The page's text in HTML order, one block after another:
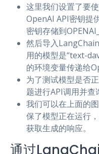
这里我们设置了要
OpenAI API密钥提
密钥存储到
然后导入
用的模型是“text-
的环境变量传递给
为了测试模型是否
题进行API调用并查
我们可以在上面的
保了模型正在运行
获取生成的响应。
通过